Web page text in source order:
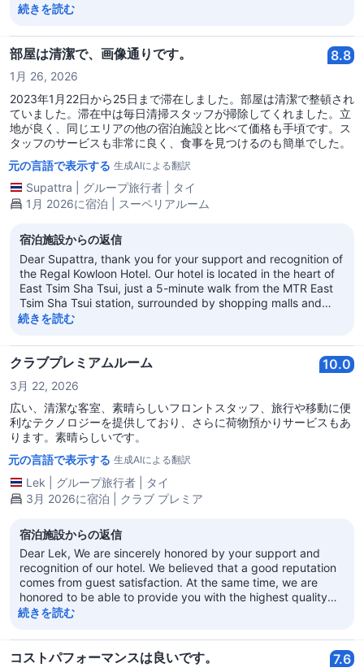
great time in Hong Kong. It is highly appreciated for your
you again soon. With best regards, Regal Kowloon Hotel
続きを読む
部屋は清潔で、画像通りです。 8.8
1月 26, 2026
2023年1月22日から25日まで滞在しました。部屋は清潔で整頓され
ていました。滞在中は毎日清掃スタッフが掃除してくれました。立
地が良く、同じエリアの他の宿泊施設と比べて価格も手頃です。ス
タッフのサービスも非常に良く、食事を見つけるのも簡単でした。
元の言語で表示する 生成AIによる翻訳
Supattra グループ旅行者
タイ
1月 2026に宿泊 | スーペリアルーム
宿泊施設からの返信
Dear Supattra, thank you for your support and recognition of
the Regal Kowloon Hotel. Our hotel is located in the heart of
East Tsim Sha Tsui, just a 5-minute walk from the MTR East
Tsim Sha Tsui station, surrounded by shopping malls and
restaurants, providing great convenience for your travels.
experience for every guest. We look forward to welcoming
you again. Wishing you a wonderful day! Regal Kowloon
続きを読む
クラブプレミアムルーム 10.0
3月 22, 2026
広い、清潔な客室、素晴らしいフロントスタッフ、旅行や移動に便
利なテクノロジーを提供しており、さらに荷物預かりサービスもあ
ります。素晴らしいです。
元の言語で表示する 生成AIによる翻訳
Lek グループ旅行者
タイ
3月 2026に宿泊 | クラブ プレミア
宿泊施設からの返信
Dear Lek, We are sincerely honored by your support and
recognition of our hotel. We believed that a good reputation
comes from guest satisfaction. At the same time, we are
honored to be able to provide you with the highest quality
service. We warmly welcome you to choose our hotel again,
look forward to your next visit! Regal Kowloon Hotel
続きを読む
コストパフォーマンスは良いです。 7.6